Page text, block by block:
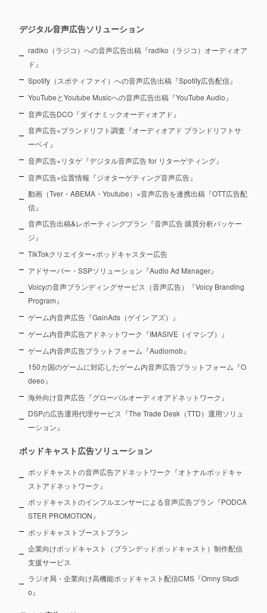
デジタル音声広告ソリューション
radiko（ラジコ）への音声広告出稿『radiko（ラジコ）オーディオア
ド』
Spotify（スポティファイ）への音声広告出稿『Spotify広告配信』
YouTubeとYoutube Musicへの音声広告出稿『YouTube Audio』
音声広告DCO『ダイナミックオーディオアド』
音声広告×ブランドリフト調査『オーディオアド ブランドリフトサ
ーベイ』
音声広告×リタゲ『デジタル音声広告 for リターゲティング』
音声広告×位置情報『ジオターゲティング音声広告』
動画（Tver・ABEMA・Youtube）×音声広告を連携出稿『OTT広告配
信』
音声広告出稿&レポーティングプラン『音声広告 購買分析パッケー
ジ』
TikTokクリエイター×ポッドキャスター広告
アドサーバー・SSPソリューション『Audio Ad Manager』
Voicyの音声ブランディングサービス（音声広告）『Voicy Branding
Program』
ゲーム内音声広告『GainAds（ゲイン アズ）』
ゲーム内音声広告アドネットワーク『IMASIVE（イマシブ）』
ゲーム内音声広告プラットフォーム『Audiomob』
150カ国のゲームに対応したゲーム内音声広告プラットフォーム『O
deeo』
海外向け音声広告『グローバルオーディオアドネットワーク』
DSPの広告運用代理サービス『The Trade Desk（TTD）運用ソリュ
ーション』
ポッドキャスト広告ソリューション
ポッドキャストの音声広告アドネットワーク『オトナルポッドキャ
ストアドネットワーク』
ポッドキャストのインフルエンサーによる音声広告プラン『PODCA
STER PROMOTION』
ポッドキャストブーストプラン
企業向けポッドキャスト（ブランデッドポッドキャスト）制作配信
支援サービス
ラジオ局・企業向け高機能ポッドキャスト配信CMS『Omny Studi
o』